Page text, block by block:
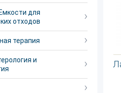
для
отходов
терапия
и